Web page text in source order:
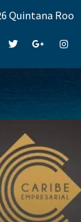
Quintana Roo
TwitterGoogle+